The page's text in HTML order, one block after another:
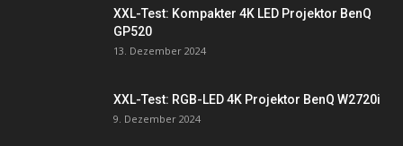
XXL-Test: Kompakter 4K LED Projektor BenQ
GP520
13. Dezember 2024
XXL-Test: RGB-LED 4K Projektor BenQ W2720i
9. Dezember 2024